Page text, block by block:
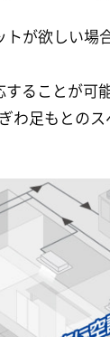
トが欲しい場
ることが可
わ足もとの